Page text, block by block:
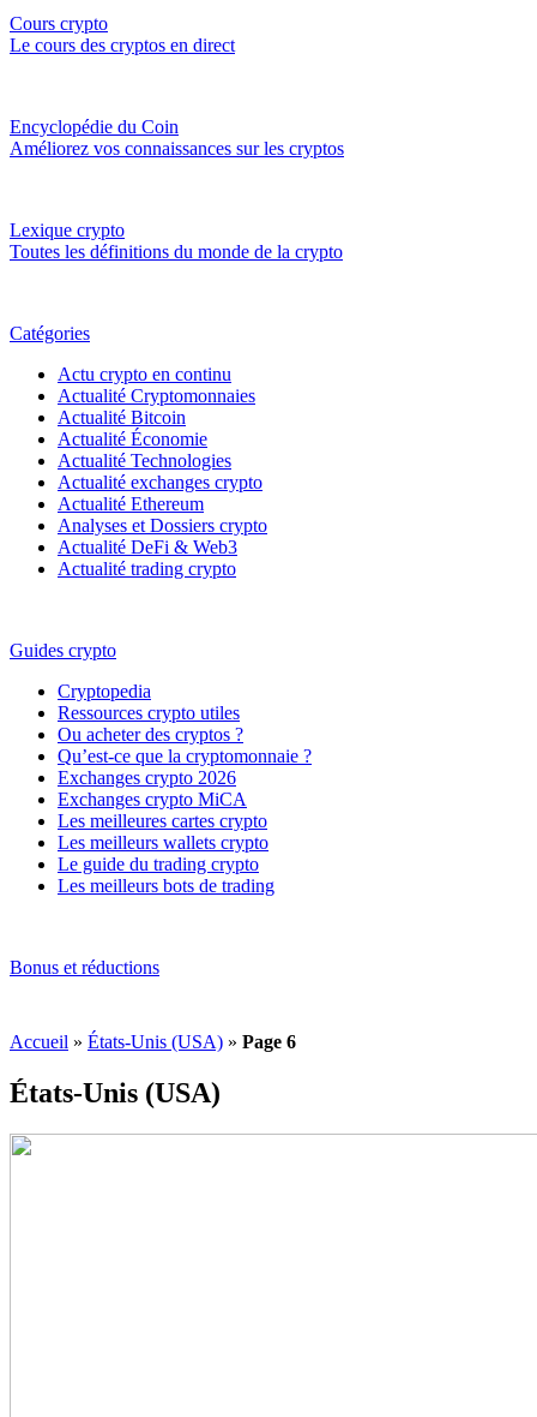
Cours crypto
Le cours des cryptos en direct
Encyclopédie du Coin
Améliorez vos connaissances sur les cryptos
Lexique crypto
Toutes les définitions du monde de la crypto
Catégories
Actu crypto en continu
Actualité Cryptomonnaies
Actualité Bitcoin
Actualité Économie
Actualité Technologies
Actualité exchanges crypto
Actualité Ethereum
Analyses et Dossiers crypto
Actualité DeFi & Web3
Actualité trading crypto
Guides crypto
Cryptopedia
Ressources crypto utiles
Ou acheter des cryptos ?
Qu’est-ce que la cryptomonnaie ?
Exchanges crypto 2026
Exchanges crypto MiCA
Les meilleures cartes crypto
Les meilleurs wallets crypto
Le guide du trading crypto
Les meilleurs bots de trading
Bonus et réductions
Accueil » États-Unis (USA) » Page 6
États-Unis (USA)